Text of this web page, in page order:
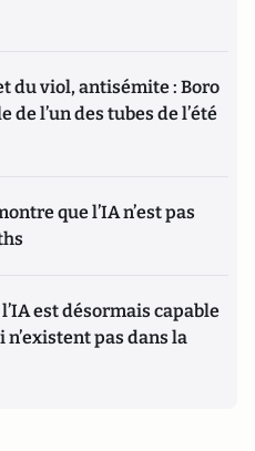
du viol, antisémite : Boro
de l’un des tubes de l’été
que l’IA n’est pas
est désormais capable
pas dans la